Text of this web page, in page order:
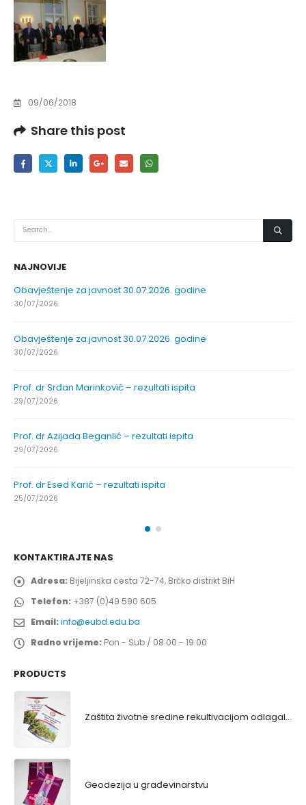
09/06/2018
Share this post
NAJNOVIJE
Obavještenje za javnost 30.07.2026. godine
30/07/2026
Obavještenje za javnost 30.07.2026. godine
30/07/2026
Prof. dr Srđan Marinković – rezultati ispita
29/07/2026
Prof. dr Azijada Beganlić – rezultati ispita
29/07/2026
Prof. dr Esed Karić – rezultati ispita
25/07/2026
KONTAKTIRAJTE NAS
Adresa: Bijeljinska cesta 72-74, Brčko distrikt BiH
Telefon: +387 (0)49 590 605
Email:info@eubd.edu.ba
Radno vrijeme: Pon - Sub / 08:00 - 19:00
PRODUCTS
Zaštita životne sredine rekultivacijom odlagališta
Geodezija u građevinarstvu